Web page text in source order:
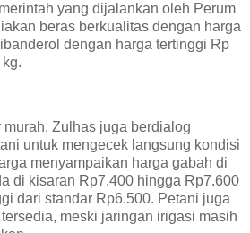
yang dijalankan oleh Perum
beras berkualitas dengan harga
dengan harga tertinggi Rp
Zulhas juga berdialog
untuk mengecek langsung kondisi
menyampaikan harga gabah di
di kisaran Rp7.400 hingga Rp7.600
dari standar Rp6.500. Petani juga
meski jaringan irigasi masih